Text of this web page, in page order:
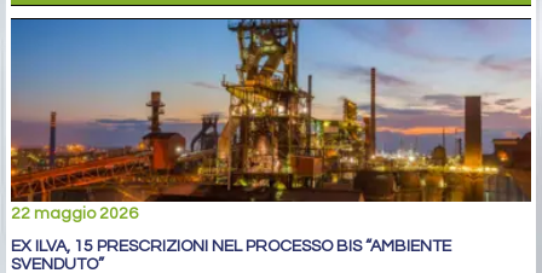
22 maggio 2026
EX ILVA, 15 PRESCRIZIONI NEL PROCESSO BIS “AMBIENTE
SVENDUTO”